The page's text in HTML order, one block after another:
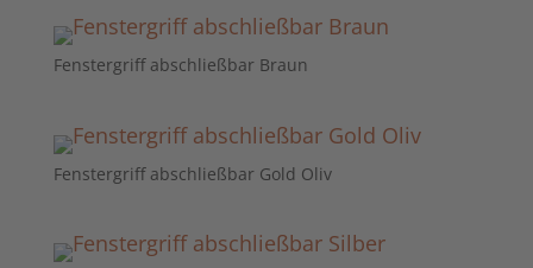
Fenstergriff abschließbar Braun
Fenstergriff abschließbar Gold Oliv